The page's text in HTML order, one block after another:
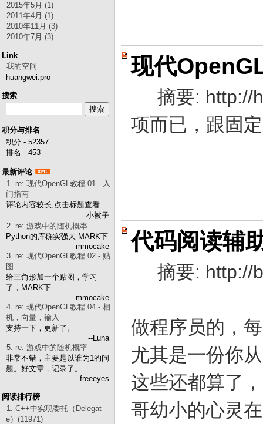
2015年5月 (1)
2011年4月 (1)
2010年11月 (3)
2010年7月 (3)
Link
我的空间
huangwei.pro
搜索
积分与排名
积分 - 52357
排名 - 453
最新评论
1. re: 现代OpenGL教程 01 - 入
门指南
评论内容较长,点击标题查看
--小被子
2. re: 游戏中的随机概率
Python的库确实强大 MARK下
--mmocake
3. re: 现代OpenGL教程 02 - 贴
图
给三角形加一个贴图，学习
了，MARK下
--mmocake
4. re: 现代OpenGL教程 04 - 相
机，向量，输入
支持一下，更新了。
--Luna
5. re: 游戏中的随机概率
非常不错，主要是以谁为1的问
题。好文章，记录了。
--freeeyes
阅读排行榜
1. C++中实现委托（Delegat
e）(11971)
现代
摘要: http://
项而已，跟固
代码阅读辅
摘要: http://
做程序员的，
尤其是一份你
这些还都算了
哥幼小的心灵